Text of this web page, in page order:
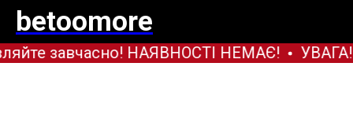
betoomore
завчасно! НАЯВНОСТІ НЕМАЄ!
УВАГА!